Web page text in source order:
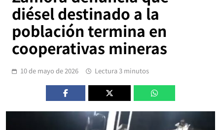
diésel destinado a la
población termina en
cooperativas mineras
10 de mayo de 2026 Lectura 3 minutos